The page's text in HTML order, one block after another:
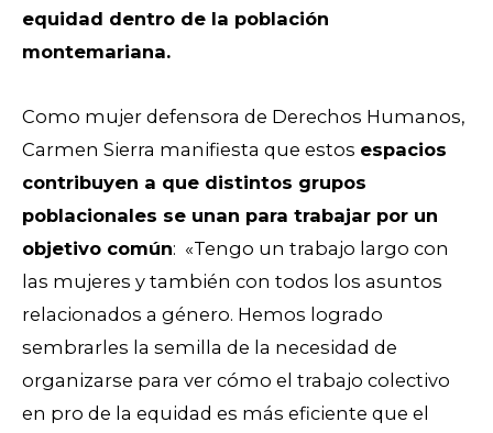
equidad dentro de la población
montemariana.
Como mujer defensora de Derechos Humanos,
Carmen Sierra manifiesta que estos espacios
contribuyen a que distintos grupos
poblacionales se unan para trabajar por un
objetivo común: «Tengo un trabajo largo con
las mujeres y también con todos los asuntos
relacionados a género. Hemos logrado
sembrarles la semilla de la necesidad de
organizarse para ver cómo el trabajo colectivo
en pro de la equidad es más eficiente que el